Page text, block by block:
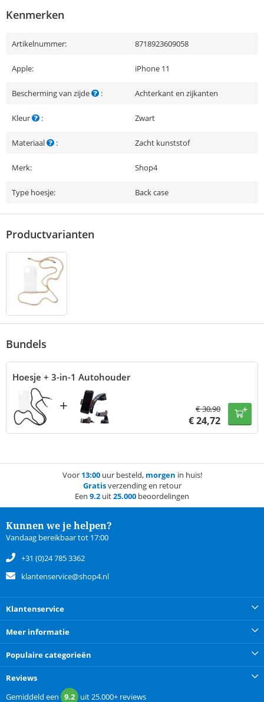
Kenmerken
Artikelnummer: 8718923609058
Apple: iPhone 11
Bescherming van zijde : Achterkant en zijkanten
Kleur : Zwart
Materiaal : Zacht kunststof
Merk: Shop4
Type hoesje: Back case
Productvarianten
Bundels
Hoesje + 3-in-1 Autohouder
+ €30,90
€24,72
Voor 13:00uur besteld, morgen in huis!
Gratisverzending en retour
Een 9.2 uit25.000 beoordelingen
Kunnen we je helpen?
Vandaag bereikbaar tot 17:00
+31 (0)24 785 3362
klantenservice@shop4.nl
Klantenservice
Meer informatie
Populaire categorieën
Reviews
Gemiddeld een 9.2 uit25.000+ reviews